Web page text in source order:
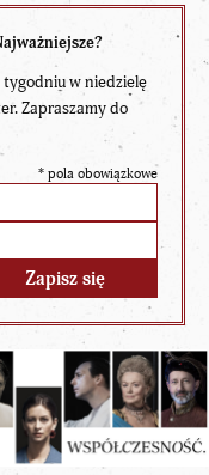
w niedzielę
Zapraszamy do
* pola obowiązkowe